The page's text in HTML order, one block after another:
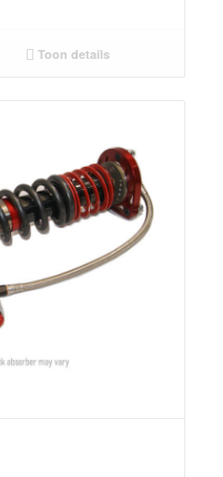
Toon details